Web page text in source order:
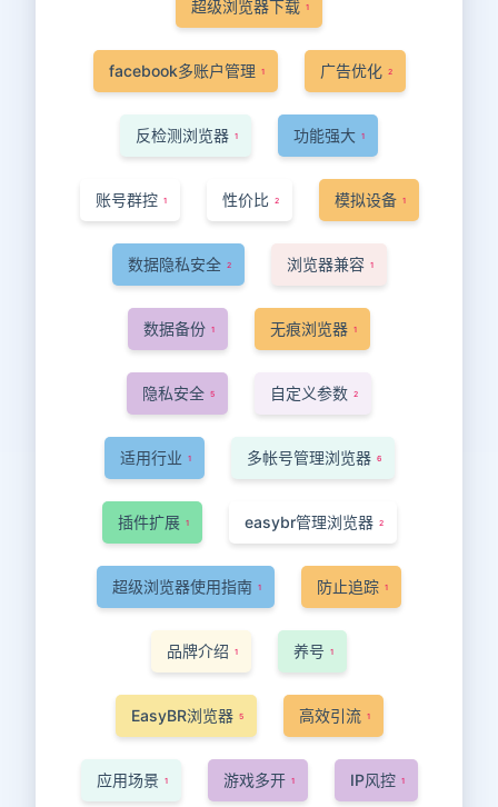
超级浏览器下载 1
facebook多账户管理 1 广告优化 2
反检测浏览器 1 功能强大 1
账号群控 1 性价比 2 模拟设备 1
数据隐私安全 2 浏览器兼容 1
数据备份 1 无痕浏览器 1
隐私安全 5 自定义参数 2
适用行业 1 多帐号管理浏览器 6
插件扩展 1 easybr管理浏览器 2
超级浏览器使用指南 1 防止追踪 1
品牌介绍 1 养号 1
EasyBR浏览器 5 高效引流 1
应用场景 1 游戏多开 1 IP风控 1